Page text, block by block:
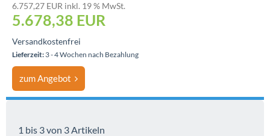
6.757,27 EUR inkl. 19 % MwSt.
5.678,38 EUR
Versandkostenfrei
Lieferzeit: 3 - 4 Wochen nach Bezahlung
zum Angebot
1 bis 3 von 3 Artikeln